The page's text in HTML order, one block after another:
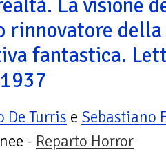
La visione
rinnovatore della
fantastica.
De Turris e Sebastiano
- Reparto Horror